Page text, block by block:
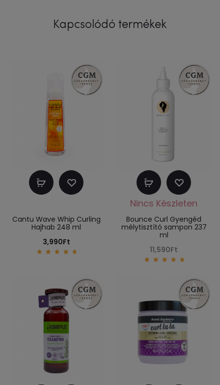
Kapcsolódó termékek
Kosárba
Cantu Wave Whip Curling
Hajhab 248 ml
3,990Ft
Tovább
olvasom
Bounce Curl Gyengéd
mélytisztító sampon 237
ml
11,590Ft